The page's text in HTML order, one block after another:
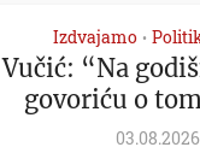
Izdvajamo •
Vučić: “Na
govoriću o